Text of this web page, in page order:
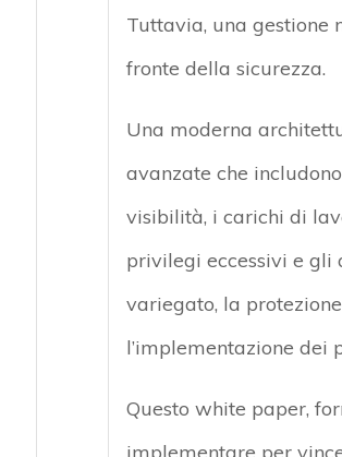
Tuttavia, una gestione
fronte della sicurezza.
Una moderna
avanzate che
visibilità, i carichi di
privilegi eccessivi e gli
variegato, la
l’implementazione dei
Questo white paper,